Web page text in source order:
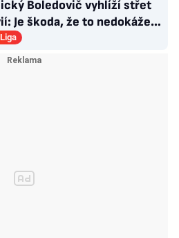
Boledovič vyhlíží střet
Je škoda, že to nedokáže
na mladých